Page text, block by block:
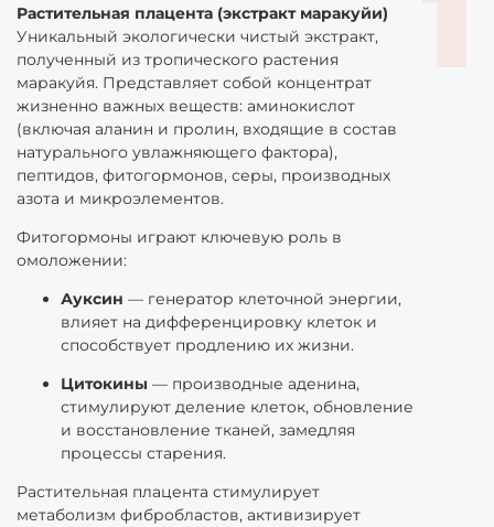
Растительная плацента (экстракт маракуйи)
Уникальный экологически чистый экстракт,
полученный из тропического растения
маракуйя. Представляет собой концентрат
жизненно важных веществ: аминокислот
(включая аланин и пролин, входящие в состав
натурального увлажняющего фактора),
пептидов, фитогормонов, серы, производных
азота и микроэлементов.
Фитогормоны играют ключевую роль в
омоложении:
Ауксин — генератор клеточной энергии,
влияет на дифференцировку клеток и
способствует продлению их жизни.
Цитокины — производные аденина,
стимулируют деление клеток, обновление
и восстановление тканей, замедляя
процессы старения.
Растительная плацента стимулирует
метаболизм фибробластов, активизирует